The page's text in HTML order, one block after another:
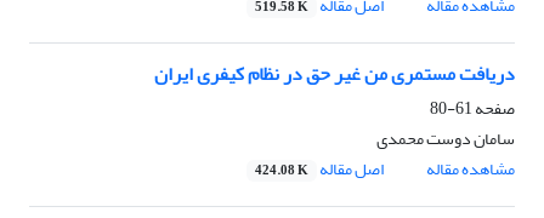
519.58 K
دریافت مستمری من غیر حق در نظام کیفری ایران
صفحه61-80
سامان دوست محمدی
مشاهده مقاله
اصل مقاله 424.08 K